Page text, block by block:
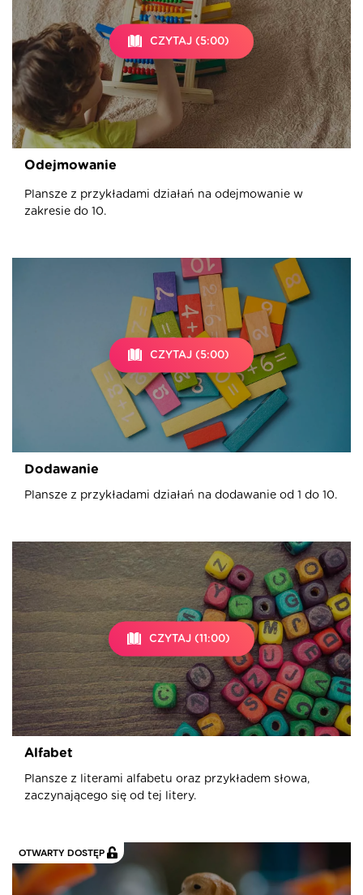
CZYTAJ (5:00)
Odejmowanie
Plansze z przykładami działań na odejmowanie w
zakresie do 10.
CZYTAJ (5:00)
Dodawanie
Plansze z przykładami działań na dodawanie od 1 do 10.
CZYTAJ (11:00)
Alfabet
Plansze z literami alfabetu oraz przykładem słowa,
zaczynającego się od tej litery.
OTWARTY DOSTĘP